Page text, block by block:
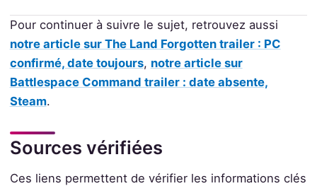
Pour continuer à suivre le sujet, retrouvez aussi
notre article sur The Land Forgotten trailer : PC
confirmé, date toujours, notre article sur
Battlespace Command trailer : date absente,
Steam.
Sources vérifiées
Ces liens permettent de vérifier les informations clés